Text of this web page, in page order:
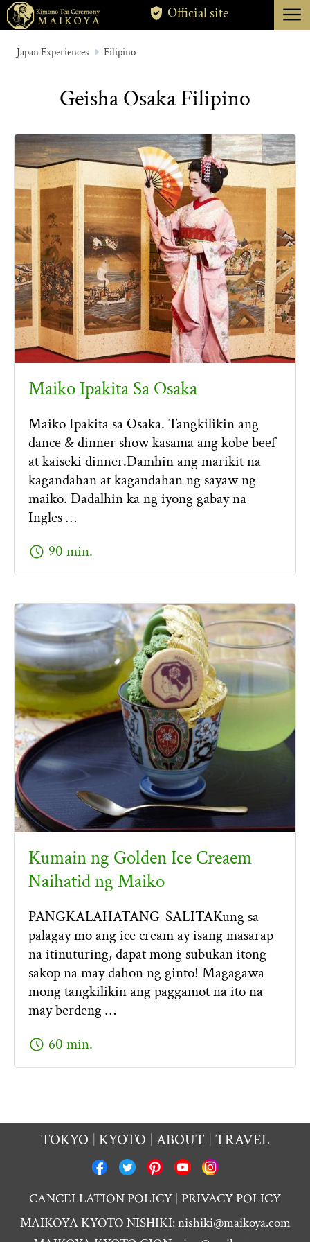
ABOUT
CANCELLATION
Official site menu
Japan Experiences Filipino
Geisha Osaka Filipino
Maiko Ipakita Sa Osaka
Maiko Ipakita sa Osaka. Tangkilikin ang
dance & dinner show kasama ang kobe beef
at kaiseki dinner.Damhin ang marikit na
kagandahan at kagandahan ng sayaw ng
maiko. Dadalhin ka ng iyong gabay na
Ingles …
schedule 90 min.
Kumain ng Golden Ice Creaem
Naihatid ng Maiko
PANGKALAHATANG-SALITAKung sa
palagay mo ang ice cream ay isang masarap
na itinuturing, dapat mong subukan itong
sakop na may dahon ng ginto! Magagawa
mong tangkilikin ang paggamot na ito na
may berdeng …
schedule 60 min.
TOKYO KYOTO ABOUT TRAVEL
CANCELLATION POLICY PRIVACY POLICY
MAIKOYA KYOTO NISHIKI:nishiki@maikoya.com